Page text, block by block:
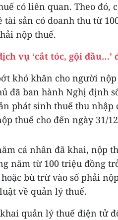
có liên quan. Theo đó,
tài sản có doanh thu từ
nộp thuế.
vụ ‘cắt tóc, gội đầu…’
khó khăn cho người
đã ban hành Nghị định
phát sinh thuế thu
thuế cho đến ngày 31/
cá nhân đã khai, nộp
năm từ 100 triệu đồng
bù trừ vào số phải
về quản lý thuế.
quản lý thuế điện tử